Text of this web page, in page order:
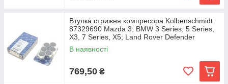
Втулка стрижня компресора Kolbenschmidt
87329690 Mazda 3; BMW 3 Series, 5 Series,
X3, 7 Series, X5; Land Rover Defender
В наявності
769,50 ₴